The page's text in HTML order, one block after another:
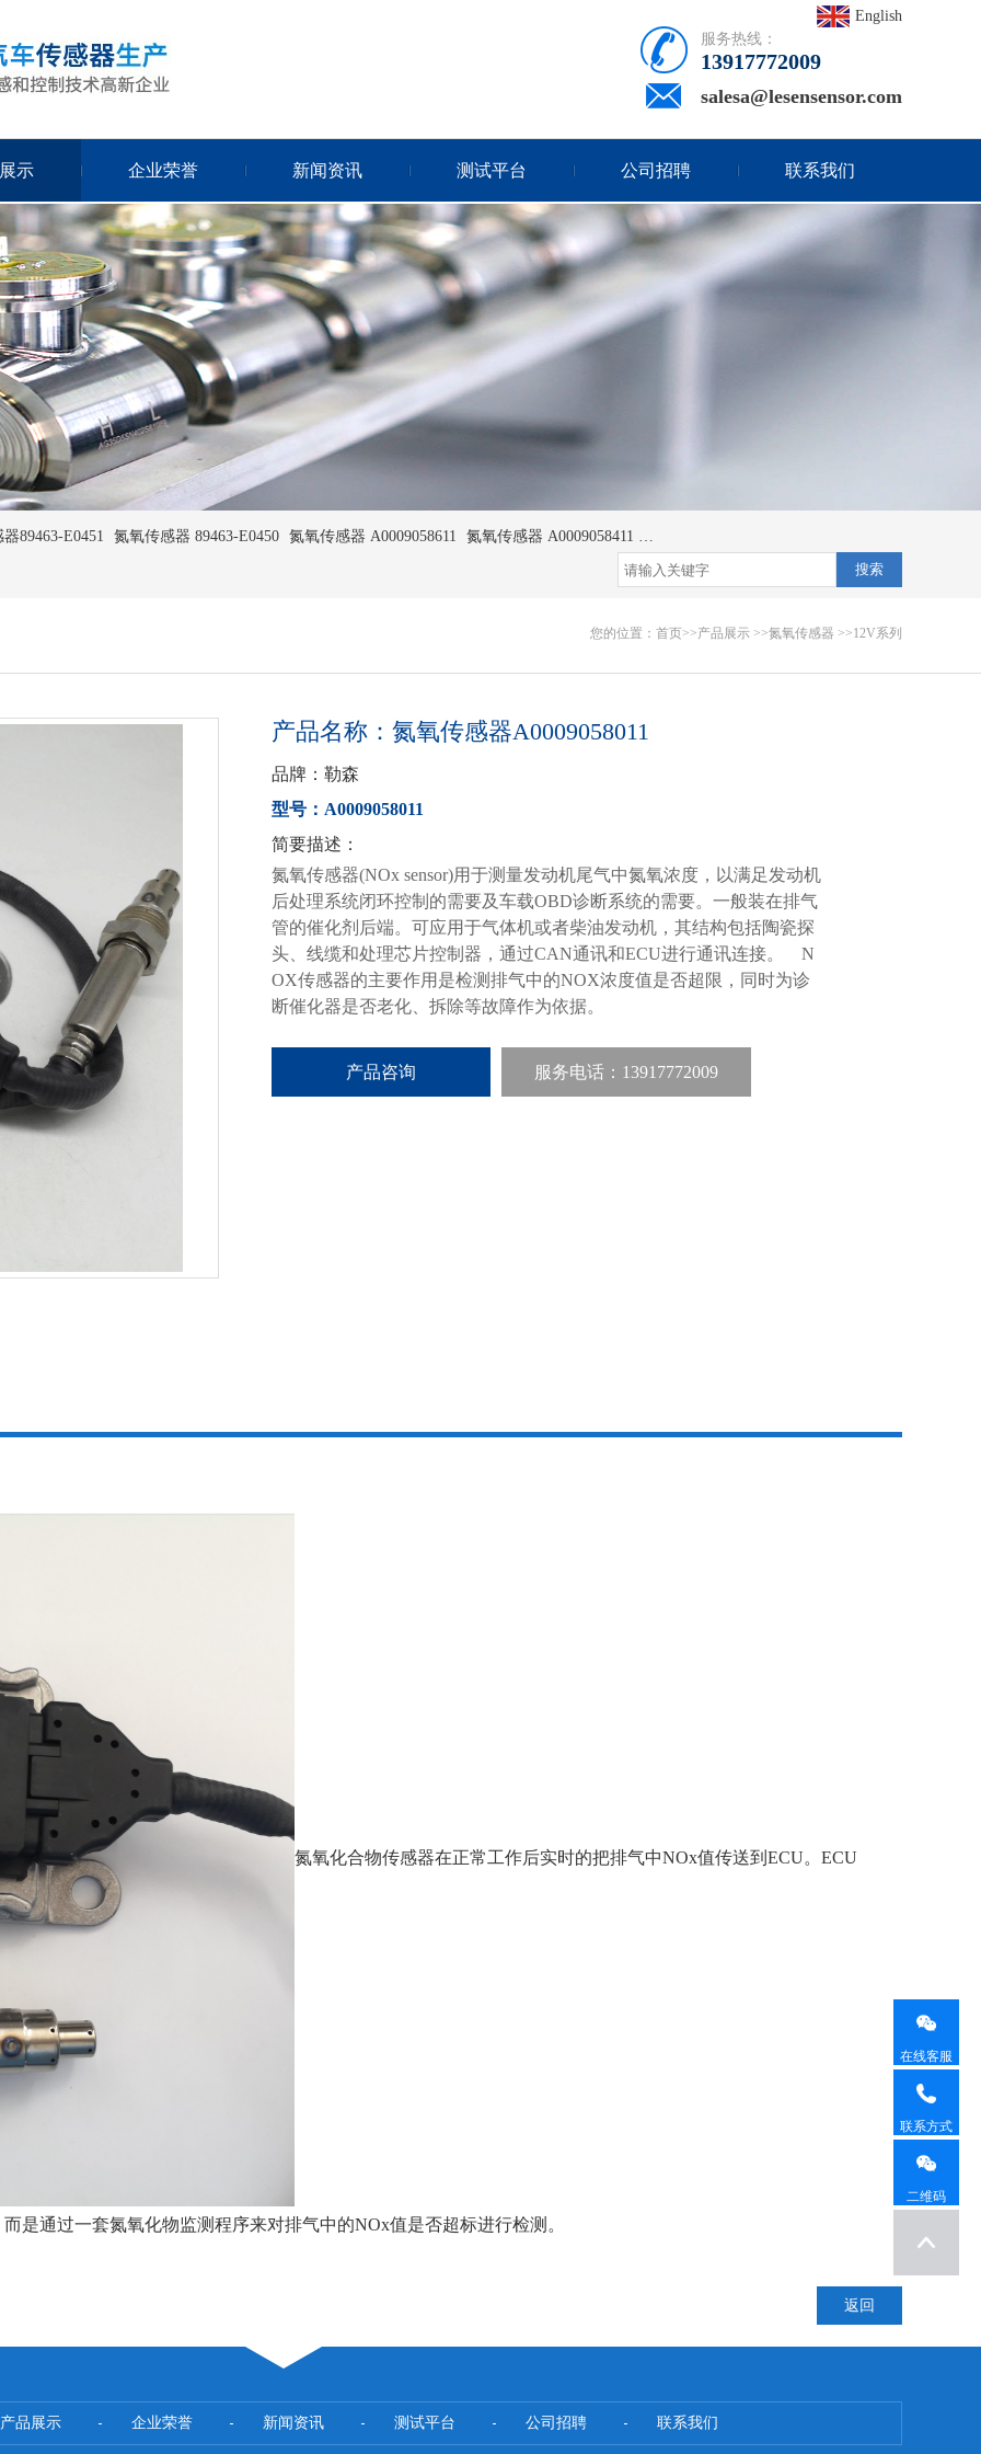
English
服务热线：
13917772009
salesa@lesensensor.com
示 企业荣誉 新闻资讯 测试平台 公司招聘 联系我们
89463-E0451 氮氧传感器 89463-E0450 氮氧传感器 A0009058611 氮氧传感器 A0009058411 氮氧传感器 A0009058111
搜索
您的位置： 首页>>产品展示 >>氮氧传感器 >>12V系列
产品名称：氮氧传感器A0009058011
品牌：勒森
型号：A0009058011
简要描述：
氮氧传感器(NOx sensor)用于测量发动机尾气中氮氧浓度，以满足发动机
后处理系统闭环控制的需要及车载OBD诊断系统的需要。一般装在排气
管的催化剂后端。可应用于气体机或者柴油发动机，其结构包括陶瓷探
头、线缆和处理芯片控制器，通过CAN通讯和ECU进行通讯连接。 N
OX传感器的主要作用是检测排气中的NOX浓度值是否超限，同时为诊
断催化器是否老化、拆除等故障作为依据。
产品咨询 服务电话：13917772009
氮氧化合物传感器在正常工作后实时的把排气中NOx值传送到ECU。ECU
是通过一套氮氧化物监测程序来对排气中的NOx值是否超标进行检测。
返回
产品展示 企业荣誉 新闻资讯 测试平台 公司招聘 联系我们
在线客服
联系方式
二维码